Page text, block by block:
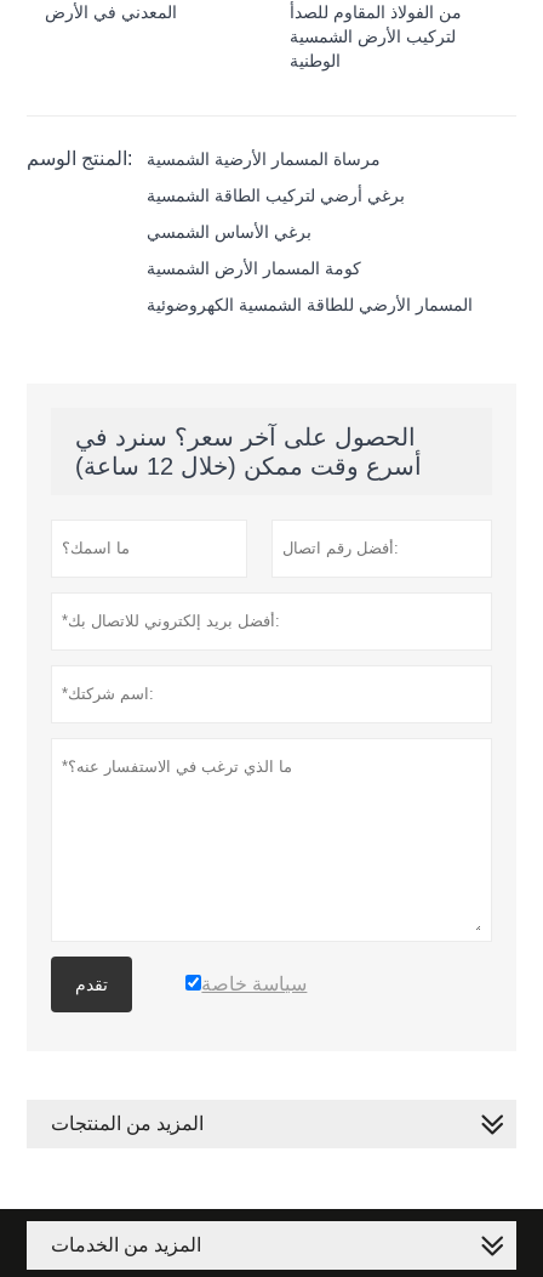
المعدني في الأرض
من الفولاذ المقاوم للصدأ
لتركيب الأرض الشمسية
الوطنية
المنتج الوسم:
مرساة المسمار الأرضية الشمسية
برغي أرضي لتركيب الطاقة الشمسية
برغي الأساس الشمسي
كومة المسمار الأرض الشمسية
المسمار الأرضي للطاقة الشمسية الكهروضوئية
الحصول على آخر سعر؟ سنرد في
أسرع وقت ممكن (خلال 12 ساعة)
تقدم سياسة خاصة
المزيد من المنتجات
المزيد من الخدمات